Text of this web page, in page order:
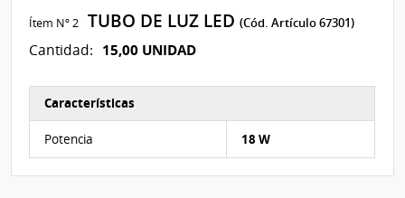
Ítem Nº 2 TUBO DE LUZ LED(Cód. Artículo 67301)
Cantidad: 15,00 UNIDAD
Características
Potencia 18 W